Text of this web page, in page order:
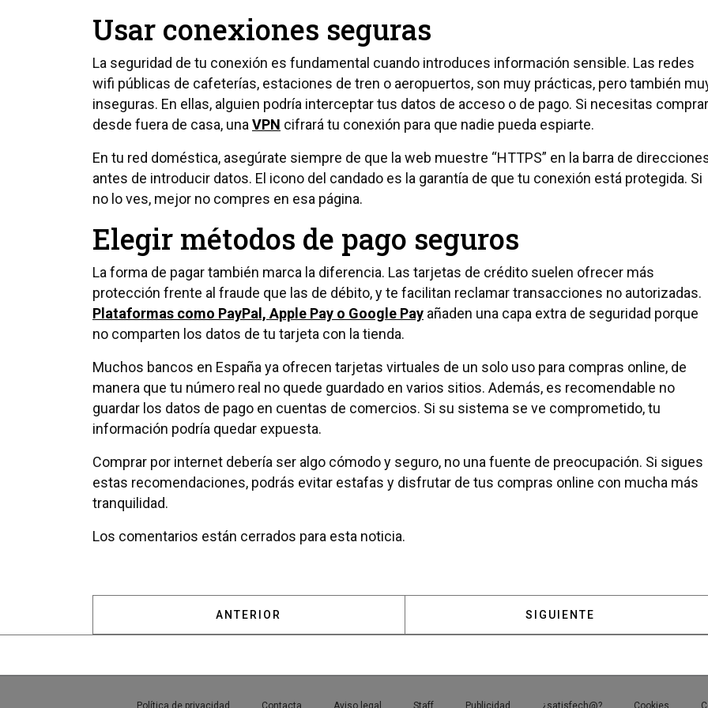
Usar conexiones seguras
La seguridad de tu conexión es fundamental cuando introduces información sensible. Las redes
wifi públicas de cafeterías, estaciones de tren o aeropuertos, son muy prácticas, pero también
inseguras. En ellas, alguien podría interceptar tus datos de acceso o de pago. Si necesitas comprar
desde fuera de casa, unaVPN cifrará tu conexión para que nadie pueda espiarte.
En tu red doméstica, asegúrate siempre de que la web muestre “HTTPS” en la barra de
antes de introducir datos. El icono del candado es la garantía de que tu conexión está protegida. Si
no lo ves, mejor no compres en esa página.
Elegir métodos de pago seguros
La forma de pagar también marca la diferencia. Las tarjetas de crédito suelen ofrecer más
protección frente al fraude que las de débito, y te facilitan reclamar transacciones no autorizadas.
Plataformas como PayPal, Apple Pay o Google Pay añaden una capa extra de seguridad porque
no comparten los datos de tu tarjeta con la tienda.
Muchos bancos en España ya ofrecen tarjetas virtuales de un solo uso para compras online, de
manera que tu número real no quede guardado en varios sitios. Además, es recomendable no
guardar los datos de pago en cuentas de comercios. Si su sistema se ve comprometido, tu
información podría quedar expuesta.
Comprar por internet debería ser algo cómodo y seguro, no una fuente de preocupación. Si sigues
estas recomendaciones, podrás evitar estafas y disfrutar de tus compras online con mucha más
tranquilidad.
Los comentarios están cerrados para esta noticia.
ARTÍCULO ANTERIOR: LA DEMANDA DE ENTRENADORES PERSONALES A
ANTERIOR ARTÍCULO SIGUIENTE:
SIGUIENTE